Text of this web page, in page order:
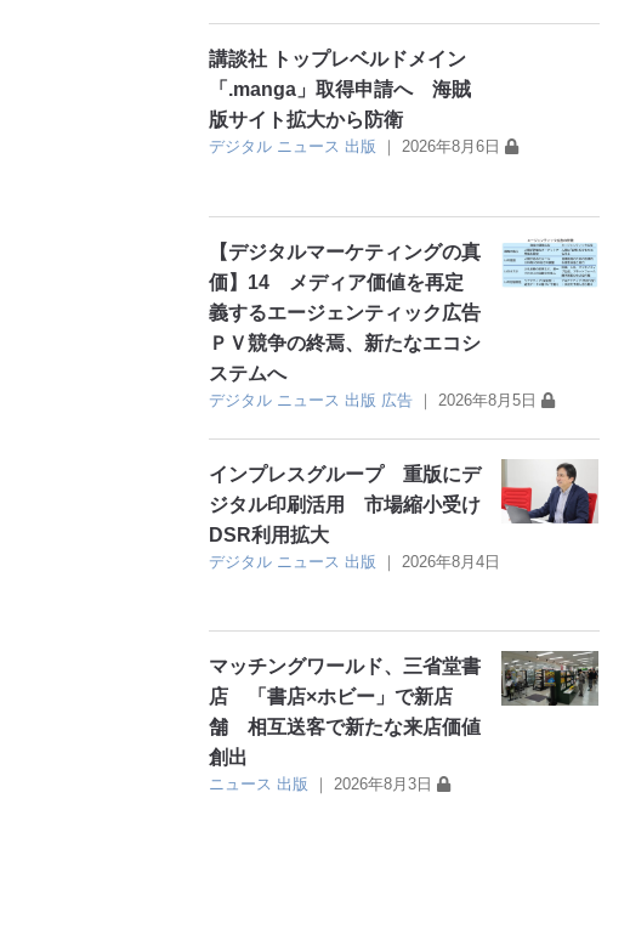
講談社 トップレベルドメイン
「.manga」取得申請へ 海賊
版サイト拡大から防衛
デジタル ニュース 出版 ｜ 2026年8月6日
【デジタルマーケティングの真
価】14 メディア価値を再定
義するエージェンティック広告
ＰＶ競争の終焉、新たなエコシ
ステムへ
デジタル ニュース 出版 広告 ｜ 2026年8月5日
インプレスグループ 重版にデ
ジタル印刷活用 市場縮小受け
DSR利用拡大
デジタル ニュース 出版 ｜ 2026年8月4日
マッチングワールド、三省堂書
店 「書店×ホビー」で新店
舗 相互送客で新たな来店価値
創出
ニュース 出版 ｜ 2026年8月3日